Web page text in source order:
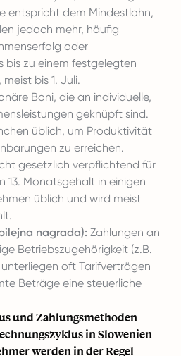
entspricht dem Mindestlohn,
jedoch mehr, häufig
oder
bis zu einem festgelegten
bis 1. Juli.
Boni, die an individuelle,
geknüpft sind.
üblich, um Produktivität
zu erreichen.
gesetzlich verpflichtend für
13. Monatsgehalt in einigen
üblich und wird meist
nagrada): Zahlungen an
Betriebszugehörigkeit (z.B.
unterliegen oft Tarifverträgen
Beträge eine steuerliche
und Zahlungsmethoden
in Slowenien
werden in der Regel